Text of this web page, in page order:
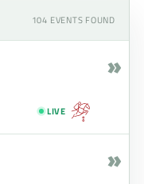
104 EVENTS FOUND
LIVE
»
»